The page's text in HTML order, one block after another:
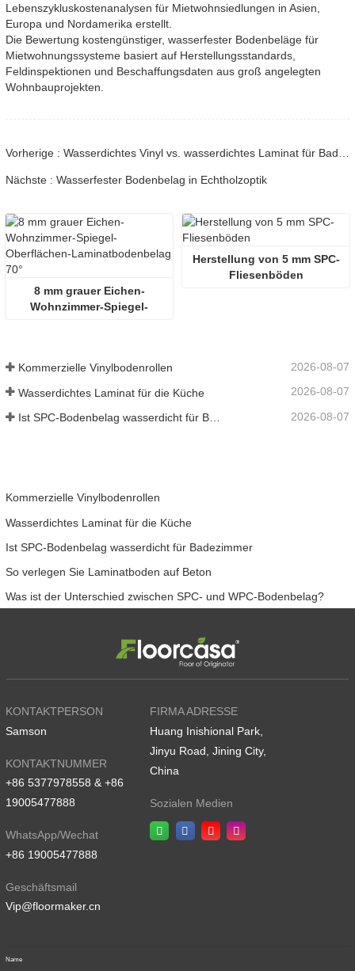
Lebenszykluskostenanalysen für Mietwohnsiedlungen in Asien,
Europa und Nordamerika erstellt.
Die Bewertung kostengünstiger, wasserfester Bodenbeläge für
Mietwohnungssysteme basiert auf Herstellungsstandards,
Feldinspektionen und Beschaffungsdaten aus groß angelegten
Wohnbauprojekten.
Nächste : Wasserfester Bodenbelag in Echtholzoptik
8 mm grauer Eichen-
Wohnzimmer-Spiegel-
Herstellung von 5 mm SPC-
Fliesenböden
Kommerzielle Vinylbodenrollen 2026-08-07
Wasserdichtes Laminat für die Küche 2026-08-07
2026-08-07
Kommerzielle Vinylbodenrollen
Wasserdichtes Laminat für die Küche
Ist SPC-Bodenbelag wasserdicht für Badezimmer
So verlegen Sie Laminatboden auf Beton
Was ist der Unterschied zwischen SPC- und WPC-Bodenbelag?
KONTAKTPERSON
Samson
KONTAKTNUMMER
+86 5377978558 & +86
19005477888
WhatsApp/Wechat
+86 19005477888
Geschäftsmail
Vip@floormaker.cn
FIRMA ADRESSE
Huang Inishional Park,
Jinyu Road, Jining City,
China
Sozialen Medien